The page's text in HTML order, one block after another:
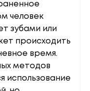
человек
зубами или
происходить
время.
методов
использование